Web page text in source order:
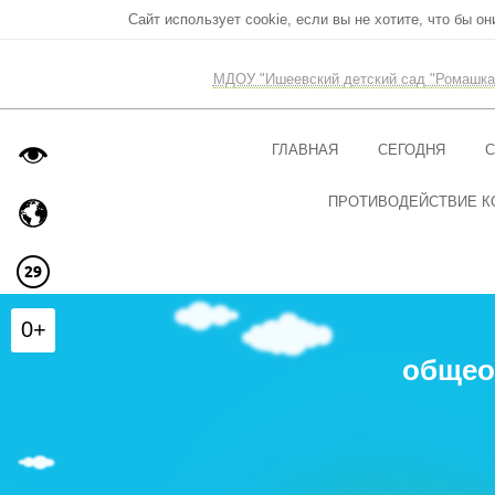
Сайт использует cookie, если вы не хотите, что бы
МДОУ "Ишеевский детский сад
ГЛАВНАЯ СЕГОДНЯ
ПРОТИВОДЕЙСТВИЕ
0+